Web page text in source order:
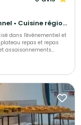
cœur. Faites confiance
ressemblent et
Gastronomique • Français Traditionnel • Cuisine régionale
dans l'évènementiel et
repas et repas
expérimenté!
toujours